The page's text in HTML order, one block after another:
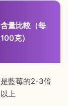
含量比較（每
100克）
是藍莓的2-3倍
以上